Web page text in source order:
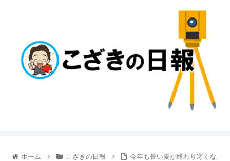
ホーム こざきの日報
今年も長い夏が終わり寒くな